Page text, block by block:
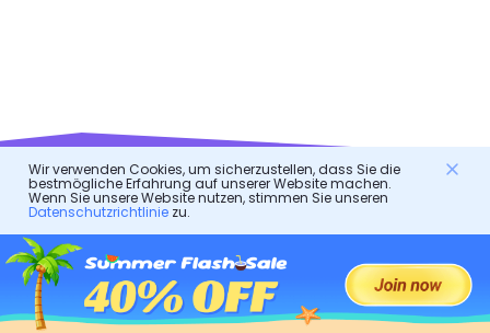
FlashGet Kids
Eine fürsorgliche Elternkontroll-App für alle!
Es ist ein Online-Assistent für Eltern, um ihre Kinder zu
Wir verwenden Cookies, um sicherzustellen, dass Sie die
bestmögliche Erfahrung auf unserer Website machen.
Wenn Sie unsere Website nutzen, stimmen Sie unseren
Datenschutzrichtliniezu.